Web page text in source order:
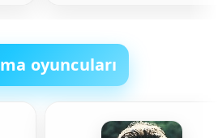
oyuncuları